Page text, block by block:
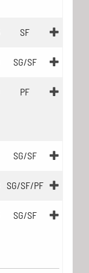
SF
SG/SF
PF
SG/SF
SG/SF/PF
SG/SF